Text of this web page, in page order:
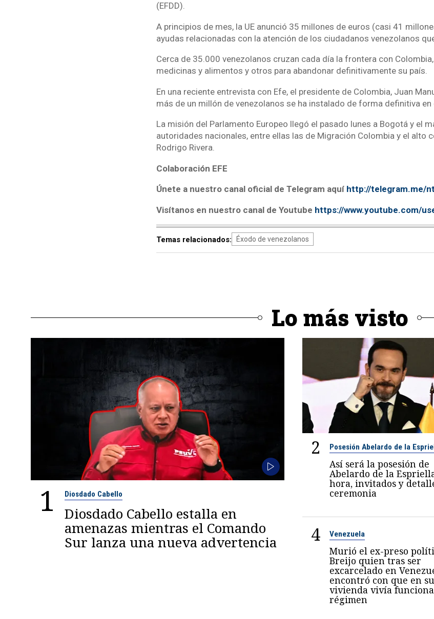
(EFDD).
A principios de mes, la UE anunció 35 millones de euros (casi 41
ayudas relacionadas con la atención de los ciudadanos venezolanos
Cerca de 35.000 venezolanos cruzan cada día la frontera con
medicinas y alimentos y otros para abandonar definitivamente su país.
En una reciente entrevista con Efe, el presidente de Colombia, Juan
más de un millón de venezolanos se ha instalado de forma definitiva en
La misión del Parlamento Europeo llegó el pasado lunes a Bogotá y el
autoridades nacionales, entre ellas las de Migración Colombia y el alto
Rodrigo Rivera.
Colaboración EFE
Únete a nuestro canal oficial de Telegram aquí http://telegram.me/
Visítanos en nuestro canal de Youtube https://www.youtube.com/
Temas relacionados: Éxodo de venezolanos
Lo más visto
1 Diosdado Cabello
Diosdado Cabello estalla en
amenazas mientras el Comando
Sur lanza una nueva advertencia
2 Posesión Abelardo de la
Así será la posesión de
Abelardo de la
hora, invitados y
ceremonia
4 Venezuela
Murió el ex-preso
Breijo quien tras ser
excarcelado en
encontró con que en su
vivienda vivía
régimen